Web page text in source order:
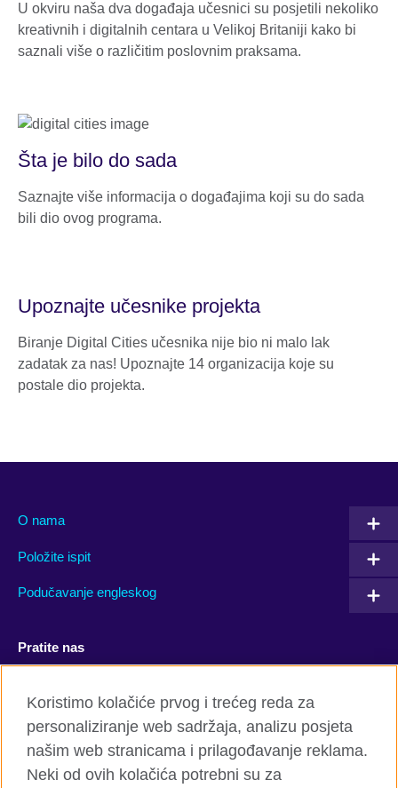
U okviru naša dva događaja učesnici su posjetili nekoliko
kreativnih i digitalnih centara u Velikoj Britaniji kako bi
saznali više o različitim poslovnim praksama.
Šta je bilo do sada
Saznajte više informacija o događajima koji su do sada
bili dio ovog programa.
Upoznajte učesnike projekta
Biranje Digital Cities učesnika nije bio ni malo lak
zadatak za nas! Upoznajte 14 organizacija koje su
postale dio projekta.
O nama
Položite ispit
Podučavanje engleskog
Pratite nas
Twitter Flickr
TikTok
Koristimo kolačiće prvog i trećeg reda za
personaliziranje web sadržaja, analizu posjeta
našim web stranicama i prilagođavanje reklama.
Neki od ovih kolačića potrebni su za